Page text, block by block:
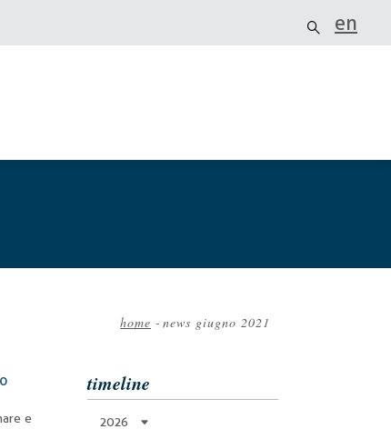
en
pane
home - news giugno 2021
e
timeline
2026